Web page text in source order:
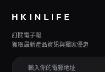
HKINLIFE
訂閱電子報
獲取最新產品資訊與獨家優惠